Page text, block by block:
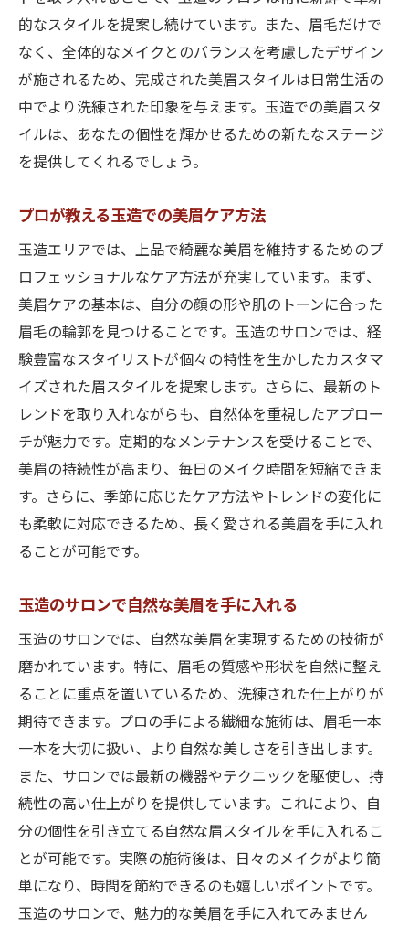
上本町でプロフェッショナルが提案する理想の
美眉
上本町のプロが教える美眉スタイリングの
秘訣
上本町で探す理想の美眉サロン
プロフェッショナルに学ぶ上本町の美眉デ
上本町で体験する美眉の質感アップ術
上本町のサロンで叶う美眉トランスフォー
メーション
上本町の美眉サロンで得られるプロのアド
バイス
谷町エリアで上品さを追求した美眉スタイルを
探す
谷町で見つける上品な美眉の秘密
谷町エリアの美眉サロンガイド
谷町で叶う自然美眉の作り方
上品さ際立つ谷町の美眉スタイル
谷町で注目される美眉のトレンド
る
天王寺で手に入れる自然で魅力的な美眉
天王寺で体験する自然派美眉スタイル
天王寺のサロンで魅力的な美眉を実現
自然美を追求した天王寺の美眉デザイン
天王寺で叶えるナチュラルな美眉の魅力
天王寺エリアの美眉サロン特集
天王寺での美眉体験談とおすすめスポット
大阪市全域で叶う個性引き出す美眉の秘密
大阪市で見つける個性派美眉のポイント
全域で探す大阪市の美眉サロン情報
的なスタイルを提案し続けています。また、眉毛だけで
なく、全体的なメイクとのバランスを考慮したデザイン
が施されるため、完成された美眉スタイルは日常生活の
中でより洗練された印象を与えます。玉造での美眉スタ
イルは、あなたの個性を輝かせるための新たなステージ
を提供してくれるでしょう。
プロが教える玉造での美眉ケア方法
玉造エリアでは、上品で綺麗な美眉を維持するためのプ
ロフェッショナルなケア方法が充実しています。まず、
美眉ケアの基本は、自分の顔の形や肌のトーンに合った
眉毛の輪郭を見つけることです。玉造のサロンでは、経
験豊富なスタイリストが個々の特性を生かしたカスタマ
イズされた眉スタイルを提案します。さらに、最新のト
レンドを取り入れながらも、自然体を重視したアプロー
チが魅力です。定期的なメンテナンスを受けることで、
美眉の持続性が高まり、毎日のメイク時間を短縮できま
す。さらに、季節に応じたケア方法やトレンドの変化に
も柔軟に対応できるため、長く愛される美眉を手に入れ
ることが可能です。
玉造のサロンで自然な美眉を手に入れる
玉造のサロンでは、自然な美眉を実現するための技術が
磨かれています。特に、眉毛の質感や形状を自然に整え
ることに重点を置いているため、洗練された仕上がりが
期待できます。プロの手による繊細な施術は、眉毛一本
一本を大切に扱い、より自然な美しさを引き出します。
また、サロンでは最新の機器やテクニックを駆使し、持
続性の高い仕上がりを提供しています。これにより、自
分の個性を引き立てる自然な眉スタイルを手に入れるこ
とが可能です。実際の施術後は、日々のメイクがより簡
単になり、時間を節約できるのも嬉しいポイントです。
玉造のサロンで、魅力的な美眉を手に入れてみません